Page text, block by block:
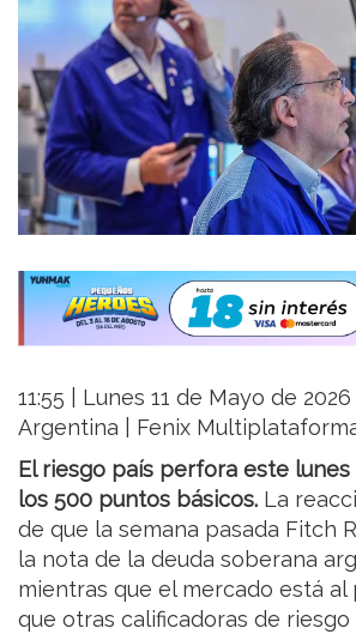
11:55 | Lunes 11 de Mayo de
Argentina | Fenix
El riesgo país perfora este
los 500 puntos básicos. La
de que la semana pasada Fitch
la nota de la deuda soberana
mientras que el mercado está
que otras calificadoras de riesgo